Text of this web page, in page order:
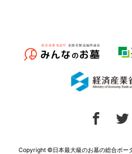
Copyright ©日本最大級のお墓の総合ポー